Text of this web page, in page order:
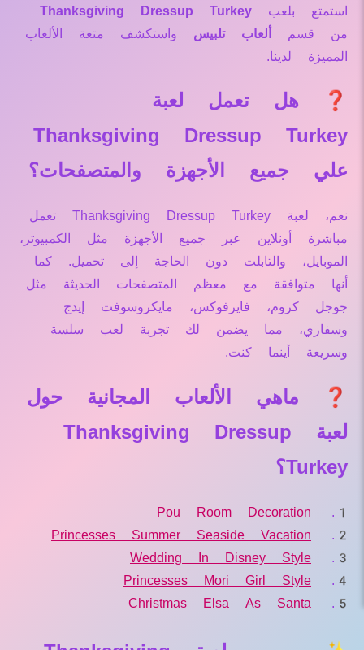
استمتع بلعب Thanksgiving Dressup Turkey
من قسم
ألعاب تلبيس واستكشف متعة الألعاب
المميزة لدينا.
❓ هل تعمل لعبة
Thanksgiving Dressup Turkey
علي جميع الأجهزة والمتصفحات؟
نعم، لعبة Thanksgiving Dressup Turkey تعمل
مباشرة أونلاين عبر جميع الأجهزة مثل الكمبيوتر،
الموبايل، والتابلت دون الحاجة إلى تحميل. كما
أنها متوافقة مع معظم المتصفحات الحديثة مثل
جوجل كروم، فايرفوكس، مايكروسوفت إيدج
وسفاري، مما يضمن لك تجربة لعب سلسة
وسريعة أينما كنت.
❓ ماهي الألعاب المجانية حول
لعبة Thanksgiving Dressup
Turkey؟
Pou Room Decoration
Princesses Summer Seaside Vacation
Wedding In Disney Style
Princesses Mori Girl Style
Christmas Elsa As Santa